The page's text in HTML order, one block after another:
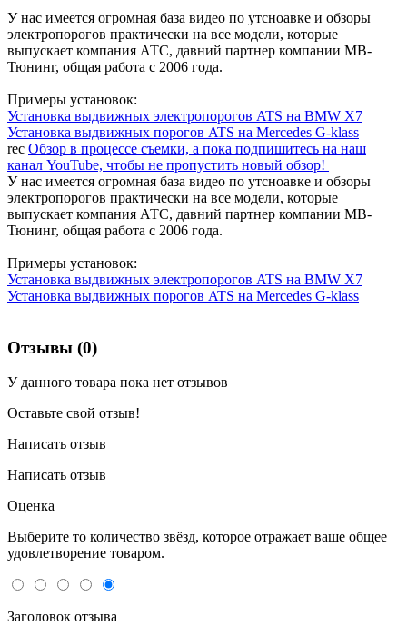
У нас имеется огромная база видео по утсноавке и обзоры
электропорогов практически на все модели, которые
выпускает компания АТС, давний партнер компании МВ-
Тюнинг, общая работа с 2006 года.
Примеры установок:
Установка выдвижных электропорогов ATS на BMW X7
Установка выдвижных порогов ATS на Mercedes G-klass
rec Обзор в процессе съемки, а пока подпишитесь на наш
канал YouTube, чтобы не пропустить новый обзор!
У нас имеется огромная база видео по утсноавке и обзоры
электропорогов практически на все модели, которые
выпускает компания АТС, давний партнер компании МВ-
Тюнинг, общая работа с 2006 года.
Примеры установок:
Установка выдвижных электропорогов ATS на BMW X7
Установка выдвижных порогов ATS на Mercedes G-klass
Отзывы (0)
У данного товара пока нет отзывов
Оставьте свой отзыв!
Написать отзыв
Написать отзыв
Оценка
Выберите то количество звёзд, которое отражает ваше общее
удовлетворение товаром.
Заголовок отзыва